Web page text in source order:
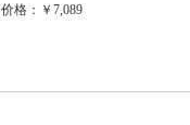
价格：￥7,089